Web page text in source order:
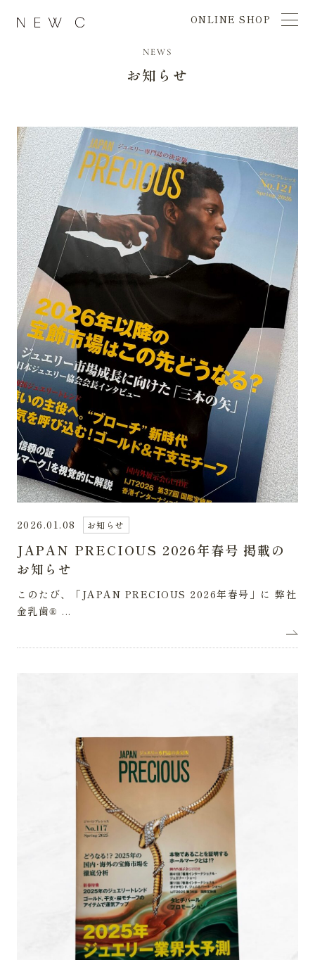
ONLINE SHOP
NEWS
お知らせ
2026.01.08 お知らせ
JAPAN PRECIOUS 2026年春号 掲載の
お知らせ
このたび、「JAPAN PRECIOUS 2026年春号」に 弊社
金乳歯® ...